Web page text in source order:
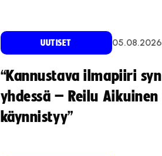
UUTISET 05.08.2026
“Kannustava ilmapiiri
yhdessä – Reilu
käynnistyy”